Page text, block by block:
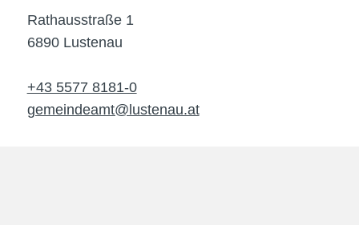
Rathausstraße 1
6890 Lustenau
+43 5577 8181-0
gemeindeamt@lustenau.at